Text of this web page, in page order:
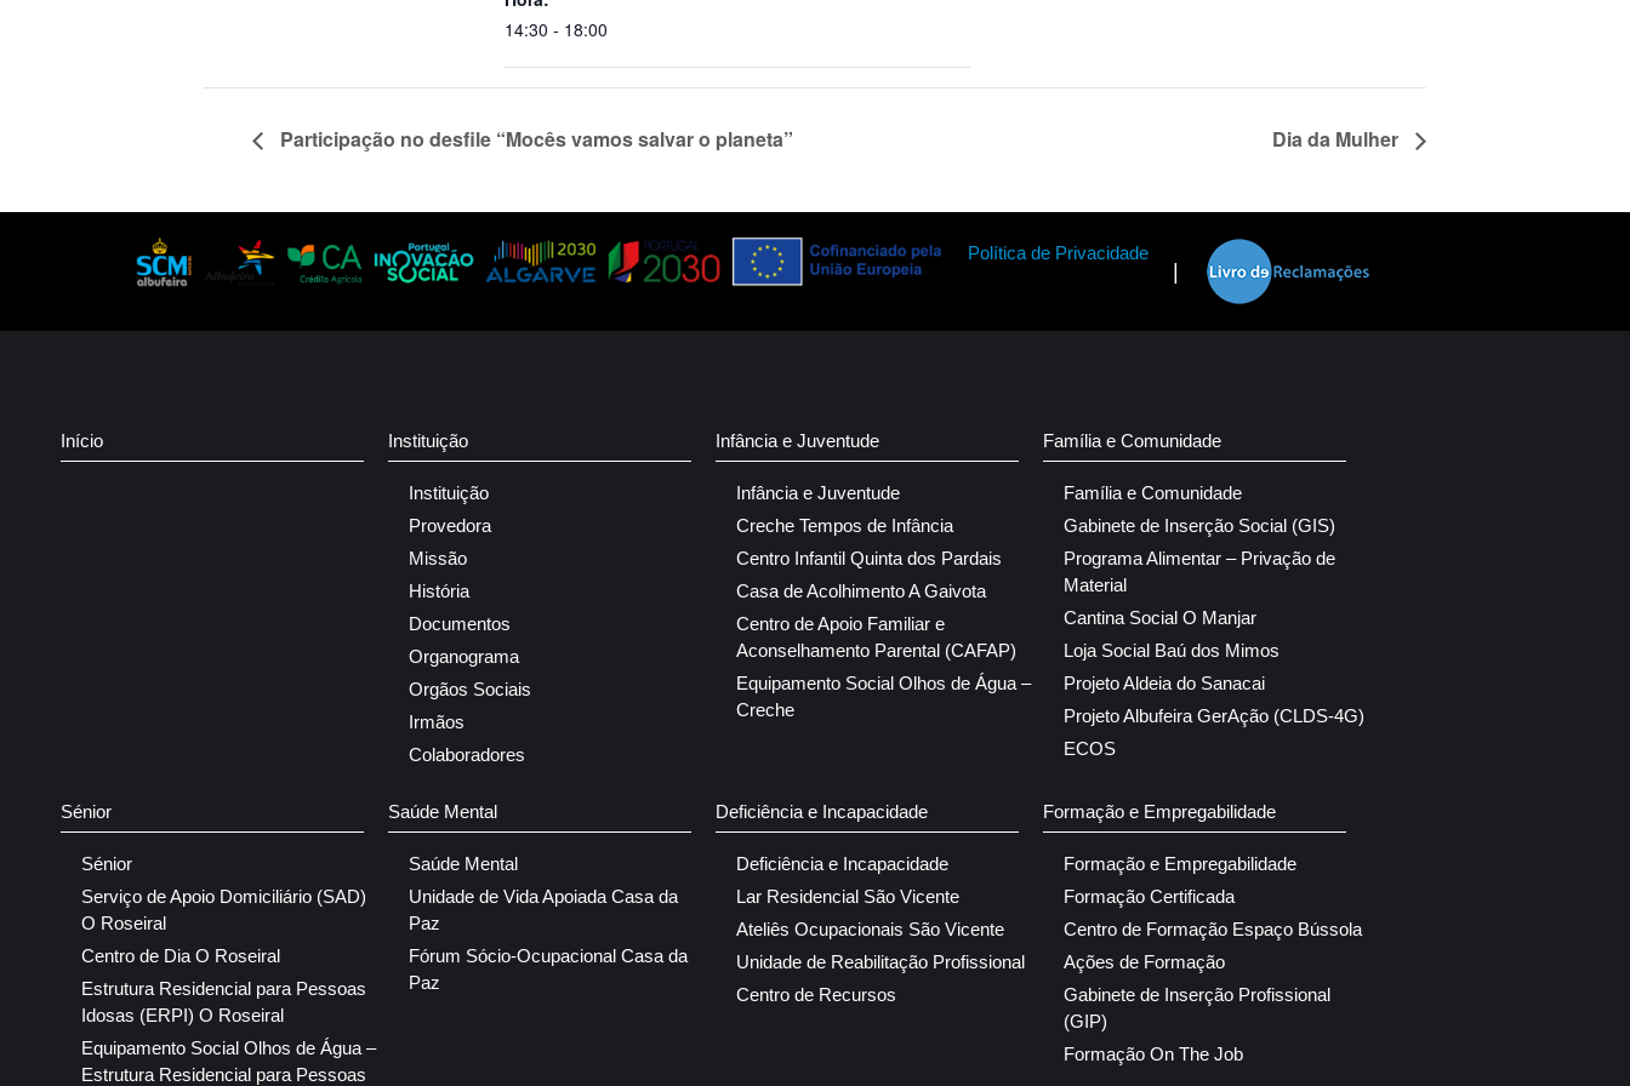
14:30 - 18:00
Participação no desfile “Mocês vamos salvar o planeta” Dia da Mulher
Política de Privacidade
|
Início Instituição
Instituição
Provedora
Missão
História
Documentos
Organograma
Orgãos Sociais
Irmãos
Colaboradores
Infância e Juventude
Infância e Juventude
Creche Tempos de Infância
Centro Infantil Quinta dos Pardais
Casa de Acolhimento A Gaivota
Centro de Apoio Familiar e
Aconselhamento Parental (CAFAP)
Equipamento Social Olhos de Água –
Creche
Família e Comunidade
Família e Comunidade
Gabinete de Inserção Social (GIS)
Programa Alimentar – Privação de
Material
Cantina Social O Manjar
Loja Social Baú dos Mimos
Projeto Aldeia do Sanacai
Projeto Albufeira GerAção (CLDS-4G)
ECOS
Sénior
Sénior
Serviço de Apoio Domiciliário (SAD)
O Roseiral
Centro de Dia O Roseiral
Estrutura Residencial para Pessoas
Idosas (ERPI) O Roseiral
Equipamento Social Olhos de Água –
Estrutura Residencial para Pessoas
Saúde Mental
Saúde Mental
Unidade de Vida Apoiada Casa da
Paz
Fórum Sócio-Ocupacional Casa da
Paz
Deficiência e Incapacidade
Deficiência e Incapacidade
Lar Residencial São Vicente
Ateliês Ocupacionais São Vicente
Unidade de Reabilitação Profissional
Centro de Recursos
Formação e Empregabilidade
Formação e Empregabilidade
Formação Certificada
Centro de Formação Espaço Bússola
Ações de Formação
Gabinete de Inserção Profissional
(GIP)
Formação On The Job